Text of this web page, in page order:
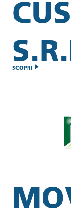
SCOPRI